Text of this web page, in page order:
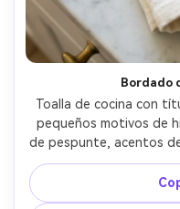
Bordado
Toalla de cocina con
pequeños motivos de
de pespunte, acentos
encimera de mármol
brillante y limpia,
tela realistas,